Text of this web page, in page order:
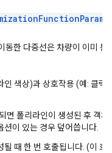
동한 다중선은 차량이 이미 통
색상)과 상호작용 (예: 클릭
면 폴리라인이 생성된 후 객체
이 있는 경우 덮어씁니다.
때 한 번 호출됩니다. (이 호